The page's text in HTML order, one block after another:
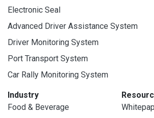
Electronic Seal
Advanced Driver Assistance System
Driver Monitoring System
Port Transport System
Car Rally Monitoring System
Industry
Food & Beverage